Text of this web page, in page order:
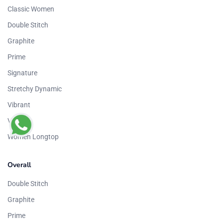
Classic Women
Double Stitch
Graphite
Prime
Signature
Stretchy Dynamic
Vibrant
Vortex
Women Longtop
Overall
Double Stitch
Graphite
Prime